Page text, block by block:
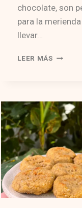
chocolate, son
para la
llevar…
LEER MÁSSUPER